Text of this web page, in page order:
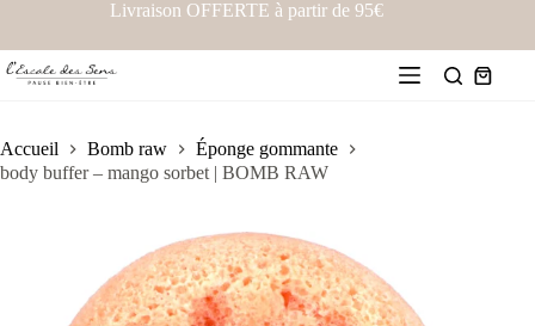
Livraison OFFERTE à partir de 95€
Accueil Bomb raw
Éponge gommante
body buffer – mango sorbet | BOMB RAW